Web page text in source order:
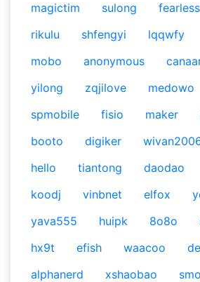
magictim
sulong fearless
rikulu
shfengyi lqqwfy
mobo
anonymous
yilong
zqjilove medowo
spmobile
fisio maker
booto
digiker
hello
tiantong daodao
koodj
vinbnet elfox
yava555
huipk 8o8o
hx9t
efish waacoo
alphanerd
xshaobao